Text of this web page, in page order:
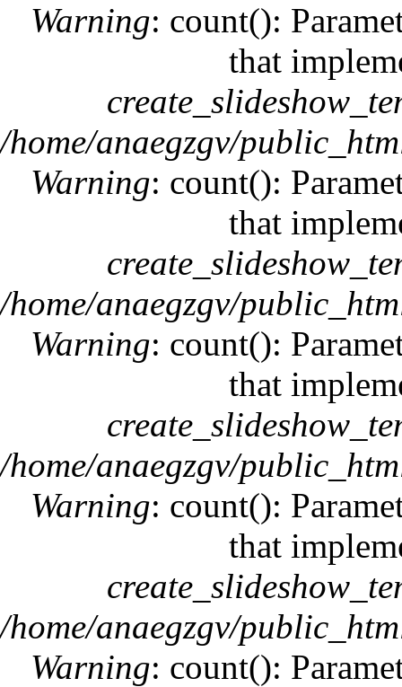
Warning: count():
that
/home/anaegzgv/
Warning: count():
that
/home/anaegzgv/
Warning: count():
that
/home/anaegzgv/
Warning: count():
that
/home/anaegzgv/
Warning: count():